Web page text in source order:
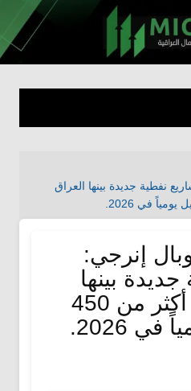
miga24.com
نفطية جديدة بينها العراق
إنرجي:
بينها
العراق تضيف أكثر من 450
2026.